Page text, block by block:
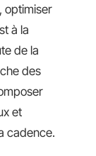
optimiser
à la
de la
des
et
cadence.